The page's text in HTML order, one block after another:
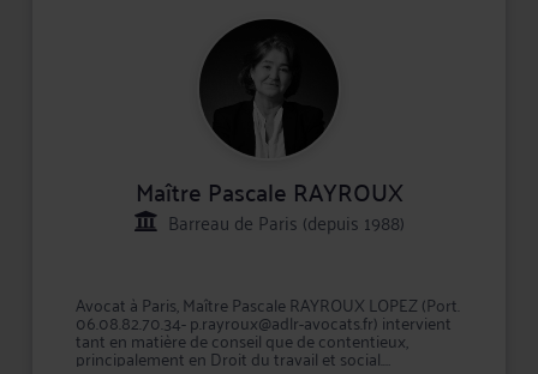
Maître Pascale RAYROUX
Barreau de Paris (depuis 1988)
Avocat à Paris, Maître Pascale RAYROUX LOPEZ (Port.
06.08.82.70.34- p.rayroux@adlr-avocats.fr) intervient
tant en matière de conseil que de contentieux,
principalement en Droit du travail et social.